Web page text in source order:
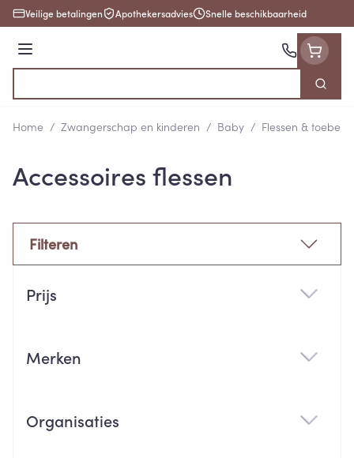
Ga naar de inhoud
Veilige betalingen Apothekersadvies Snelle beschikbaarheid
Menu
Zoek
Home / Zwangerschap en kinderen / Baby / Flessen &
Accessoires flessen
Filteren
Prijs
Merken
Organisaties